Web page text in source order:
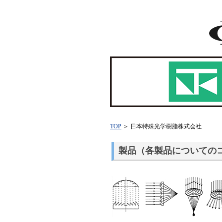
TOP ＞ 日本特殊光学樹脂株式会社
製品（各製品についての